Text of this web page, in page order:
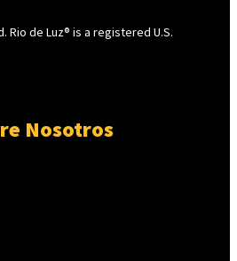
Rio de Luz® is a registered U.S.
Nosotros